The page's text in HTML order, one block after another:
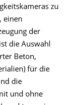
zu
einen
der
die Auswahl
Beton,
für die
die
und ohne